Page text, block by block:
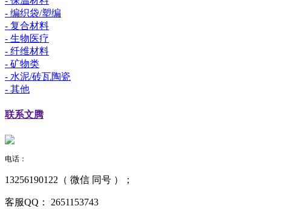
- 编织袋/塑编
- 复合材料
- 生物医疗
- 纤维材料
- 矿物类
- 水泥/砖瓦陶瓷
- 其他
联系文腾
电话：
13256190122（ 微信 同号 ）；
客服QQ： 2651153743